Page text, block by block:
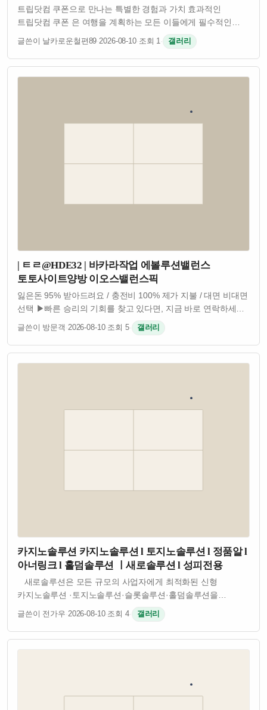
트립닷컴 쿠폰으로 만나는 특별한 경험과 가치 효과적인
트립닷컴 쿠폰 은 여행을 계획하는 모든 이들에게 필수적인
도구입니다. 항공권 예약부터 호텔, 렌터카에 이르기까지
다양한 서비스에서 즉시 적용 가능한 할인 혜택을 제공합니다.
이 쿠폰을 통해 여행 비용을 절감하고, 더…
글쓴이 날카로운철편89·2026-08-10·조회 1· 갤러리
| ㅌㄹ@HDE32 | 바카라작업 에볼루션밸런스
토토사이트양방 이오스밸런스픽
잃은돈 95% 받아드려요 / 충전비 100% 제가 지불 / 대면 비대면
선택 ▶빠른 승리의 기회를 찾고 있다면, 지금 바로 연락하세요!
카지노 작업팀, 토토 밸런스 작업팀, 사다리 작업팀, 네임드
작업팀 등 모든 게임 작업팀이 준비되어 있습니다.
카지노밸런스, 토토밸런…
글쓴이 방문객 ·2026-08-10·조회 5· 갤러리
카지노솔루션 카지노솔루션 l 토지노솔루션 l 정품알 l
아너링크 l 홀덤솔루션 ㅣ새로솔루션 l 성피전용
새로솔루션은 모든 규모의 사업자에게 최적화된 신형
카지노솔루션 ·토지노솔루션·슬롯솔루션·홀덤솔루션을
제공합니다. 안정성·보안성·확장성을 기준으로 개발된
플랫폼으로 검증된 API와 정식 계약 밴더 기반의 서비스를
제공합니다. 자체개발 소스로 잡 오류없이 안정…
글쓴이 전가우 ·2026-08-10·조회 4· 갤러리